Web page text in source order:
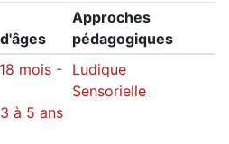
Approches
pédagogiques
mois -
à 5 ans
Ludique
Sensorielle